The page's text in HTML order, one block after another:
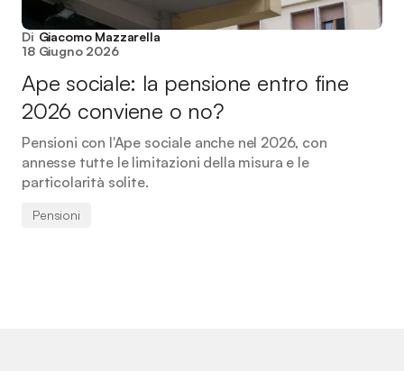
Di Giacomo Mazzarella
18 Giugno 2026
Ape sociale: la pensione entro fine
2026 conviene o no?
Pensioni con l'Ape sociale anche nel 2026, con
annesse tutte le limitazioni della misura e le
particolarità solite.
Pensioni